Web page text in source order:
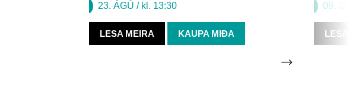
23. ÁGÚ / kl. 13:30
LESA MEIRA KAUPA MIÐA
09.